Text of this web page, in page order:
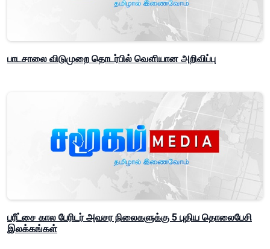
பாடசாலை விடுமுறை தொடர்பில் வௌியான அறிவிப்பு
பரீட்சை கால பேரிடர் அவசர நிலைகளுக்கு 5 புதிய தொலைபேசி
இலக்கங்கள்